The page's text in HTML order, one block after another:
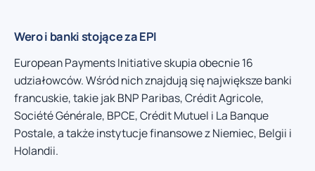
Wero i banki stojące za EPI
European Payments Initiative skupia obecnie 16
udziałowców. Wśród nich znajdują się największe banki
francuskie, takie jak BNP Paribas, Crédit Agricole,
Société Générale, BPCE, Crédit Mutuel i La Banque
Postale, a także instytucje finansowe z Niemiec, Belgii i
Holandii.